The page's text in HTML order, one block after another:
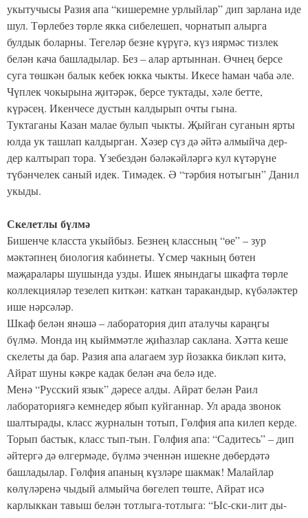
укытучысы Разия апа “кишеремне урлыйлар” дип зарлана иде
шул. Төрлебез төрле якка сибелешеп, чорнатып алырга
булдык боларны. Тегеләр безне күрүгә, күз иярмәс тизлек
белән кача башладылар. Без – алар артыннан. Өчнең берсе
суга төшкән балык кебек юкка чыкты. Икесе һаман чаба әле.
Чүплек чокырына җитәрәк, берсе туктады, хәле бетте,
күрәсең. Икенчесе дустын калдырып очты гына.
Туктаганы Казан малае булып чыкты. Җыйган суганын ярты
юлда ук ташлап калдырган. Хәзер сүз дә әйтә алмыйча дер-
дер калтырап тора. Үзебездән бәләкәйләргә кул күтәрүне
түбәнчелек саный идек. Тимәдек. Ә “тәрбия нотыгын” Данил
укыды.
Скелетлы бүлмә
Бишенче класста укыйбыз. Безнең классның “өе” – зур
мәктәпнең биология кабинеты. Үсмер чакның бөтен
маҗаралары шушында узды. Ишек янындагы шкафта төрле
коллекцияләр тезелеп киткән: каткан таракандыр, күбәләктер
ише нәрсәләр.
Шкаф белән янәшә – лаборатория дип аталучы караңгы
бүлмә. Монда иң кыйммәтле җиһазлар саклана. Хәтта кеше
скелеты да бар. Разия апа алагаем зур йозакка бикләп китә,
Айрат шуны кәкре кадак белән ача белә иде.
Менә “Русский язык” дәресе алды. Айрат белән Раил
лабораториягә кемнедер ябып куйганнар. Ул арада звонок
шалтырады, класс журналын тотып, Гөлфия апа килеп керде.
Торып бастык, класс тып-тын. Гөлфия апа: “Садитесь” – дип
әйтергә дә өлгермәде, бүлмә эченнән ишекне дөбердәтә
башладылар. Гөлфия апаның күзләре шакмак! Малайлар
көлүләренә чыдый алмыйча бөгелеп төште, Айрат исә
карлыккан тавыш белән тотлыга-тотлыга: “Ыс-ски-лит ды-